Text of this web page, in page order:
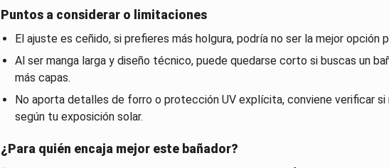
Puntos a considerar o limitaciones
El ajuste es ceñido, si prefieres más holgura, podría no ser la mejor opción
Al ser manga larga y diseño técnico, puede quedarse corto si buscas un
más capas.
No aporta detalles de forro o protección UV explícita, conviene verificar
según tu exposición solar.
¿Para quién encaja mejor este bañador?